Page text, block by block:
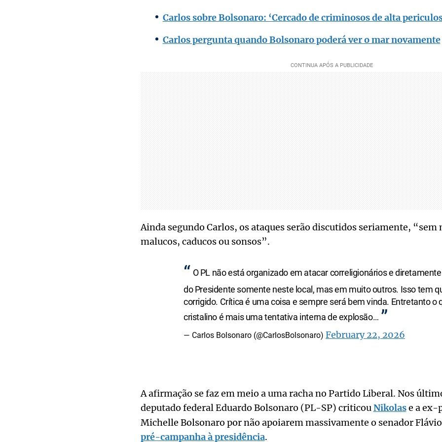
Carlos sobre Bolsonaro: ‘Cercado de criminosos de alta
Carlos pergunta quando Bolsonaro poderá ver o mar novamente
Ainda segundo Carlos, os ataques serão discutidos seriamente, “sem
malucos, caducos ou sonsos”.
O PL não está organizado em atacar correligionários e
do Presidente somente neste local, mas em muito outros. Isso tem
corrigido. Crítica é uma coisa e sempre será bem vinda. Entretanto o
cristalino é mais uma tentativa interna de explosão…
— Carlos Bolsonaro (@CarlosBolsonaro) February 22, 2026
A afirmação se faz em meio a uma racha no Partido Liberal. Nos
deputado federal Eduardo Bolsonaro (PL-SP) criticouNikolase a ex-
Michelle Bolsonaro por não apoiarem massivamente o senador
pré-campanha à presidência.